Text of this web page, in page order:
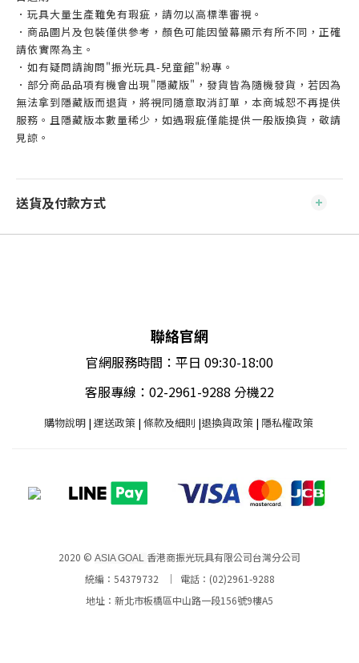
．玩具大量生產難免有瑕疵，請勿以高標準審視。
．商品圖片及包裝僅供參考，顏色可能因螢幕顯示有所不同，正確
請依實際為主。
．如有疑問請詢問"振光玩具-兒童館"粉專。
．部分商品品項有機會出現"隱藏版"，發貨皆為隨機發貨，若因為
無法拿到隱藏版而退貨，將視同隨意取消訂單，本商城恕不再提供
服務。且隱藏版本數量稀少，如遇瑕疵僅能提供一般版換貨，敬請
見諒。
送貨及付款方式
聯絡官網
官網服務時間：平日 09:30-18:00
客服專線：02-2961-9288 分機22
購物說明| 運送政策 | 條款及細則 |退換貨政策| 隱私權政策
2020 © ASIA GOAL 香港商振光玩具有限公司台灣分公司
統編：54379732 ｜ 電話：(02)2961-9288
地址：新北市板橋區中山路一段156號9樓A5